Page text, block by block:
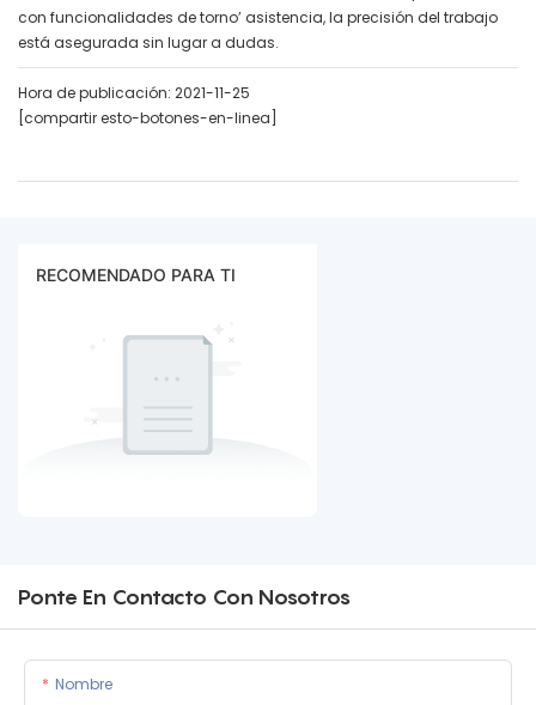
con funcionalidades de torno’ asistencia, la precisión del trabajo
está asegurada sin lugar a dudas.
Hora de publicación: 2021-11-25
[compartir esto-botones-en-linea]
RECOMENDADO PARA TI
Ponte En Contacto Con Nosotros
Nombre